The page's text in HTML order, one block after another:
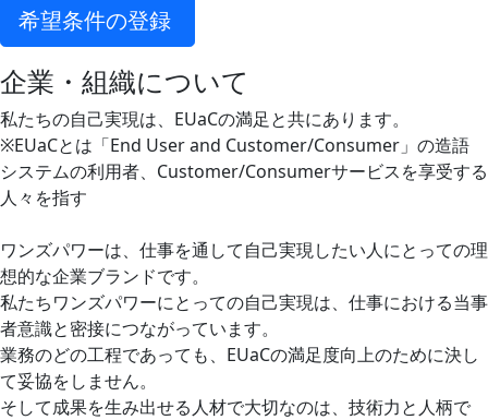
希望条件の登録
企業・組織について
私たちの自己実現は、EUaCの満足と共にあります。
※EUaCとは「End User and Customer/Consumer」の造語
システムの利用者、Customer/Consumerサービスを享受する
人々を指す
ワンズパワーは、仕事を通して自己実現したい人にとっての理
想的な企業ブランドです。
私たちワンズパワーにとっての自己実現は、仕事における当事
者意識と密接につながっています。
業務のどの工程であっても、EUaCの満足度向上のために決し
て妥協をしません。
そして成果を生み出せる人材で大切なのは、技術力と人柄で